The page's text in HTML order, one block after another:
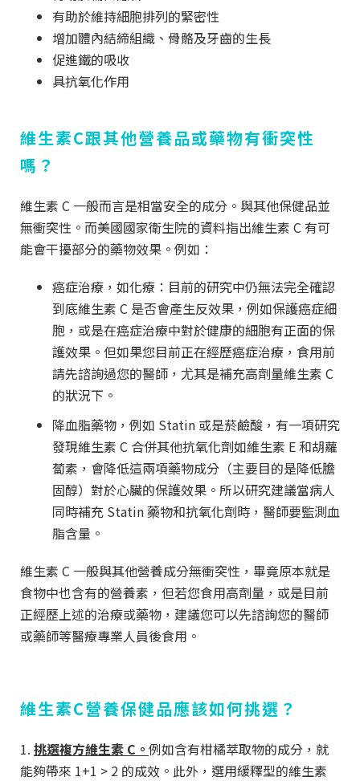
有助於維持細胞排列的緊密性
增加體內結締組織、骨骼及牙齒的生長
促進鐵的吸收
具抗氧化作用
維生素C跟其他營養品或藥物有衝突性
嗎 ？
維生素 C 一般而言是相當安全的成分。與其他保健品並
無衝突性。而美國國家衛生院的資料指出維生素 C 有可
能會干擾部分的藥物效果。例如：
癌症治療，如化療：目前的研究中仍無法完全確認
到底維生素 C 是否會產生反效果，例如保護癌症細
胞，或是在癌症治療中對於健康的細胞有正面的保
護效果。但如果您目前正在經歷癌症治療，食用前
請先諮詢過您的醫師，尤其是補充高劑量維生素 C
的狀況下。
降血脂藥物，例如 Statin 或是菸鹼酸，有一項研究
發現維生素 C 合併其他抗氧化劑如維生素 E 和胡蘿
蔔素，會降低這兩項藥物成分（主要目的是降低膽
固醇）對於心臟的保護效果。所以研究建議當病人
同時補充 Statin 藥物和抗氧化劑時，醫師要監測血
脂含量。
維生素 C 一般與其他營養成分無衝突性，畢竟原本就是
食物中也含有的營養素，但若您食用高劑量，或是目前
正經歷上述的治療或藥物，建議您可以先諮詢您的醫師
或藥師等醫療專業人員後食用。
維生素C營養保健品應該如何挑選 ？
1. 挑選複方維生素 C。 例如含有柑橘萃取物的成分，就
能夠帶來 1+1 > 2 的成效。此外，選用緩釋型的維生素